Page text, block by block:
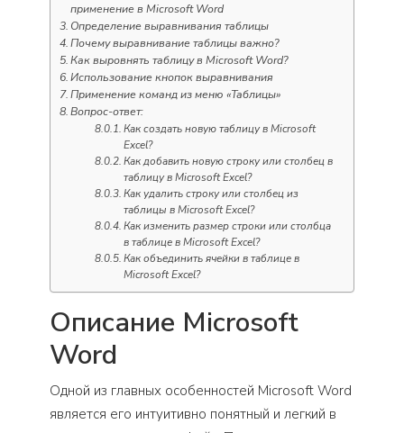
применение в Microsoft Word
Определение выравнивания таблицы
Почему выравнивание таблицы важно?
Как выровнять таблицу в Microsoft Word?
Использование кнопок выравнивания
Применение команд из меню «Таблицы»
Вопрос-ответ:
Как создать новую таблицу в Microsoft
Excel?
Как добавить новую строку или столбец в
таблицу в Microsoft Excel?
Как удалить строку или столбец из
таблицы в Microsoft Excel?
Как изменить размер строки или столбца
в таблице в Microsoft Excel?
Как объединить ячейки в таблице в
Microsoft Excel?
Описание Microsoft
Word
Одной из главных особенностей Microsoft Word
является его интуитивно понятный и легкий в